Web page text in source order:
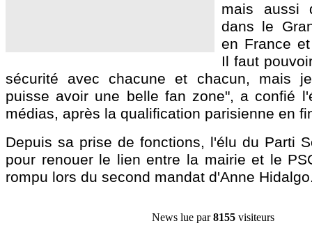
mais aussi
dans le
en France
Il faut
sécurité avec chacune et chacun, mais
puisse avoir une belle fan zone", a confié
médias, après la qualification parisienne en
Depuis sa prise de fonctions, l'élu du Parti
pour renouer le lien entre la mairie et le
rompu lors du second mandat d'Anne
News lue par8155 visiteurs